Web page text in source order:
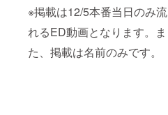
※掲載は12/5本番当日のみ流
れるED動画となります。ま
た、掲載は名前のみです。